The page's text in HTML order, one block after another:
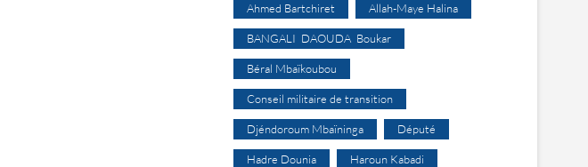
Ahmed Bartchiret Allah-Maye Halina
BANGALI DAOUDA Boukar
Béral Mbaïkoubou
Conseil militaire de transition
Djéndoroum Mbaïninga Député
Hadre Dounia Haroun Kabadi